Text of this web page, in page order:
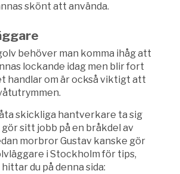
skönt att använda.
behöver man komma ihåg att
lockande idag men blir fort
handlar om är också viktigt att
skickliga hantverkare ta sig
sitt jobb på en bråkdel av
morbror Gustav kanske gör
i Stockholm för tips,
du på denna sida: